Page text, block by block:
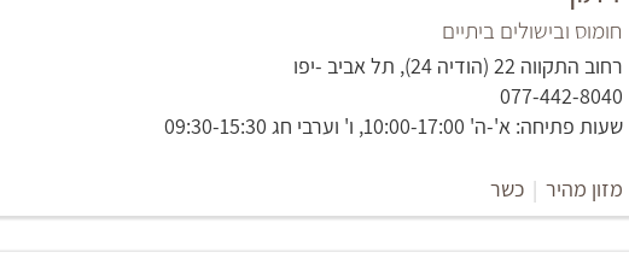
חומוס ובישולים ביתיים
רחוב התקווה 22 (הודיה 24), תל אביב -יפו
077-442-8040
שעות פתיחה: א'-ה' 10:00-17:00, ו' וערבי חג 09:30-15:30
מזון מהיר | כשר